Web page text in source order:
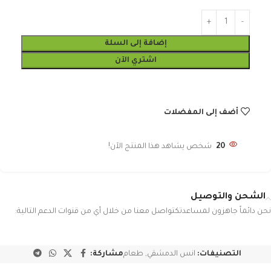
إضافة إلى السلة
اشتري الآن
أضف إلى المفضلات
20 شخص يشاهد هذا المنتج الآن!
الشحن والتوصيل
نحن دائماً جاهزون لمساعدتكتواصل معنا من خلال أي من قنوات الدعم التالية:
التصنيفات: انس الدمشقي, طعاممشاركة: